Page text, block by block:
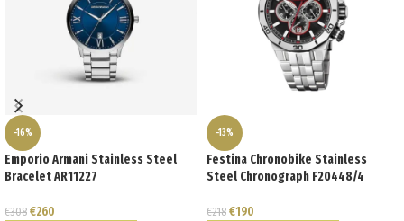
-16%
Emporio Armani Stainless Steel
Bracelet AR11227
€308 €260
-13%
Festina Chronobike Stainless
Steel Chronograph F20448/4
€218 €190